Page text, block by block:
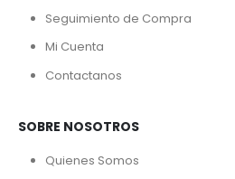
Seguimiento de Compra
Mi Cuenta
Contactanos
SOBRE NOSOTROS
Quienes Somos